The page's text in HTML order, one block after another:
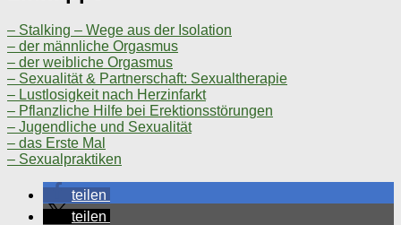
– Stalking – Wege aus der Isolation
– der männliche Orgasmus
– der weibliche Orgasmus
– Sexualität & Partnerschaft: Sexualtherapie
– Lustlosigkeit nach Herzinfarkt
– Pflanzliche Hilfe bei Erektionsstörungen
– Jugendliche und Sexualität
– das Erste Mal
– Sexualpraktiken
teilen
teilen